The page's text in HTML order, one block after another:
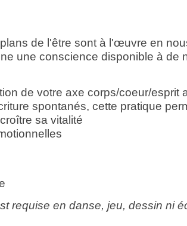
de l'être sont à l'œuvre en
une conscience disponible à
de votre axe corps/coeur/
spontanés, cette pratique
sa vitalité
requise en danse, jeu, dessin ni